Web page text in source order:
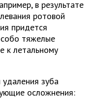
в результате
ротовой
придется
тяжелые
к летальному
зуба
осложнения: